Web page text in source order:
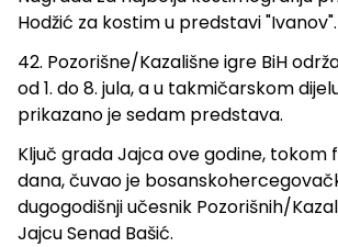
Hodžić za kostim u predstavi "Ivanov".
42. Pozorišne/Kazališne igre BiH
od 1. do 8. jula, a u takmičarskom
prikazano je sedam predstava.
Ključ grada Jajca ove godine, tokom
dana, čuvao je
dugogodišnji učesnik Pozorišnih/
Jajcu Senad Bašić.